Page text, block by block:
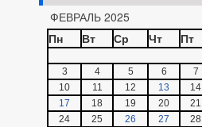
ФЕВРАЛЬ 2025
Пн
Вт Ср Чт Пт
3
4 5 6 7
10
11 12 13 14
17
18 19 20 21
24
25 26 27 28